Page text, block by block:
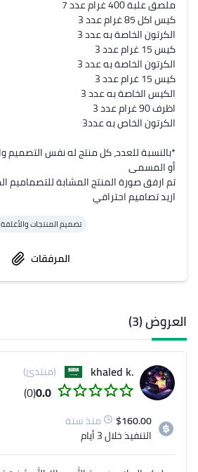
اريد تصاميم احترافي
تصميم المنتجات والأغلفة
المرفقات
العروض (3)
.khaled k (مبتدئ)
0.0
(0)
$160.00
منذ سنة
التنفيذخلال 3 أيام